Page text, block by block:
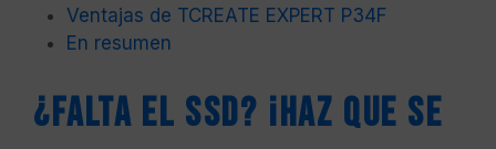
Ventajas de TCREATE EXPERT P34F
En resumen
¿Falta el SSD? ¡Haz que se